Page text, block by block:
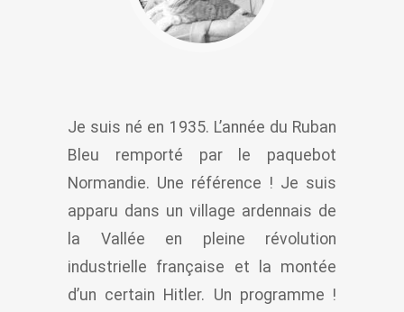
Je suis né en 1935. L’année du Ruban
Bleu remporté par le paquebot
Normandie. Une référence ! Je suis
apparu dans un village ardennais de
la Vallée en pleine révolution
industrielle française et la montée
d’un certain Hitler. Un programme !